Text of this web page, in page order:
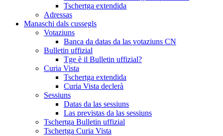
Tschertga extendida
Adressas
Manaschi dals cussegls
Votaziuns
Banca da datas da las votaziuns CN
Bulletin uffizial
Tge è il Bulletin uffizial?
Curia Vista
Tschertga extendida
Curia Vista declerà
Sessiuns
Datas da las sessiuns
Las previstas da las sessiuns
Tschertga Bulletin uffizial
Tschertga Curia Vista